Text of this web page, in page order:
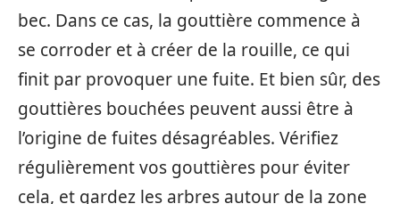
bec. Dans ce cas, la gouttière commence à
se corroder et à créer de la rouille, ce qui
finit par provoquer une fuite. Et bien sûr, des
gouttières bouchées peuvent aussi être à
l’origine de fuites désagréables. Vérifiez
régulièrement vos gouttières pour éviter
cela, et gardez les arbres autour de la zone